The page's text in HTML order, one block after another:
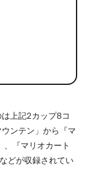
は上記2カップ8コ
ンテン」から『マ
、『マリオカート
どが収録されてい